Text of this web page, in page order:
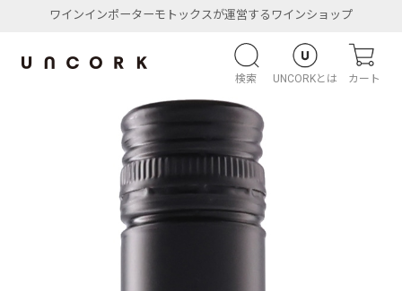
ワインインポーターモトックスが運営するワインショップ
検索 UNCORKとは カート